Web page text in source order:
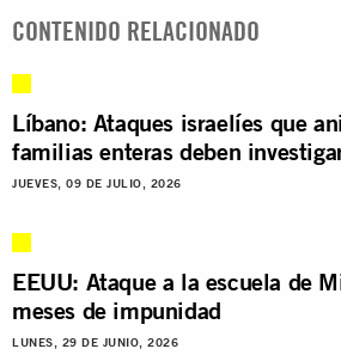
CONTENIDO RELACIONADO
Líbano: Ataques israelíes que
familias enteras deben
JUEVES, 09 DE JULIO, 2026
EEUU: Ataque a la escuela de
meses de impunidad
LUNES, 29 DE JUNIO, 2026